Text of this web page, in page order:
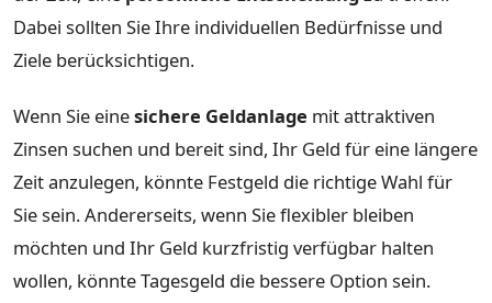
Dabei sollten Sie Ihre individuellen Bedürfnisse und
Ziele berücksichtigen.
Wenn Sie einesichere Geldanlage mit attraktiven
Zinsen suchen und bereit sind, Ihr Geld für eine längere
Zeit anzulegen, könnte Festgeld die richtige Wahl für
Sie sein. Andererseits, wenn Sie flexibler bleiben
möchten und Ihr Geld kurzfristig verfügbar halten
wollen, könnte Tagesgeld die bessere Option sein.